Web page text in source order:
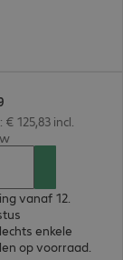
125,83 incl.
vanaf 12.
enkele
op voorraad.